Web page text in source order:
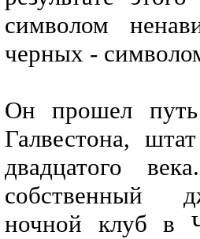
символом
черных -
Он прошел
Галвестона,
двадцатого
собственный
ночной клуб в